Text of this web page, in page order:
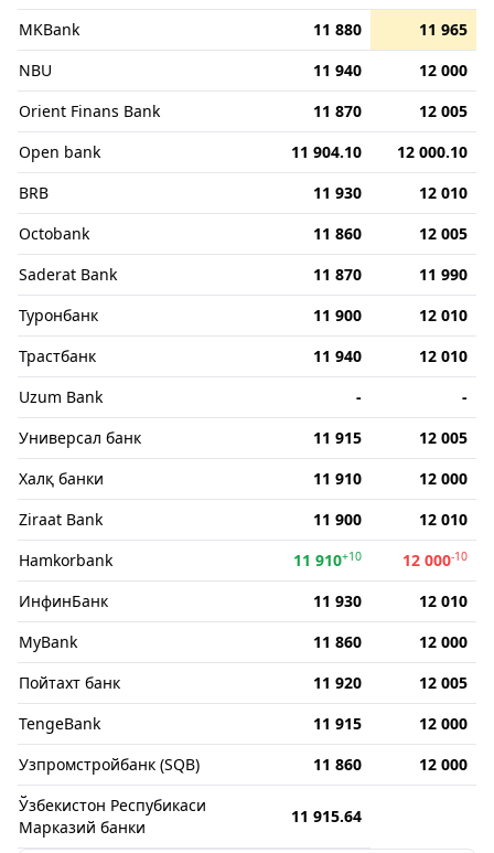
MKBank
11 880
11 965
NBU
11 940
12 000
Orient Finans Bank
11 870
12 005
Open bank
11 904.10
12 000.10
BRB
11 930
12 010
Octobank
11 860
12 005
Saderat Bank
11 870
11 990
Туронбанк
11 900
12 010
Трастбанк
11 940
12 010
Uzum Bank
-
-
Универсал банк
11 915
12 005
Халқ банки
11 910
12 000
Ziraat Bank
11 900
12 010
Hamkorbank
11 910+10 12 000-10
ИнфинБанк 11 930
12 010
MyBank
11 860
12 000
Пойтахт банк
11 920
12 005
TengeBank
11 915
12 000
Узпромстройбанк (SQB)
11 860
12 000
Ўзбекистон Респубикаси
Марказий банки
11 915.64